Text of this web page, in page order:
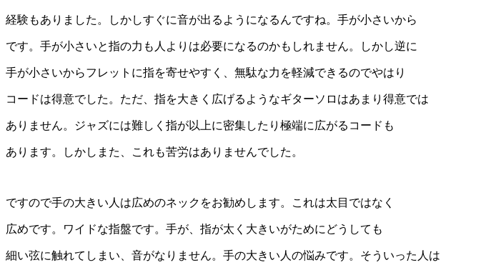
経験もありました。しかしすぐに音が出るようになるんですね。手が小さいから
です。手が小さいと指の力も人よりは必要になるのかもしれません。しかし逆に
手が小さいからフレットに指を寄せやすく、無駄な力を軽減できるのでやはり
コードは得意でした。ただ、指を大きく広げるようなギターソロはあまり得意では
ありません。ジャズには難しく指が以上に密集したり極端に広がるコードも
あります。しかしまた、これも苦労はありませんでした。
ですので手の大きい人は広めのネックをお勧めします。これは太目ではなく
広めです。ワイドな指盤です。手が、指が太く大きいがためにどうしても
細い弦に触れてしまい、音がなりません。手の大きい人の悩みです。そういった人は